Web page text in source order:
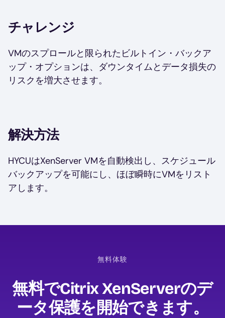
チャレンジ
VMのスプロールと限られたビルトイン・バックア
ップ・オプションは、ダウンタイムとデータ損失の
リスクを増大させます。
解決方法
HYCUはXenServer VMを自動検出し、スケジュール
バックアップを可能にし、ほぼ瞬時にVMをリスト
アします。
無料体験
無料でCitrix XenServerのデ
ータ保護を開始できます。